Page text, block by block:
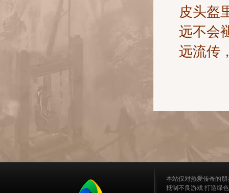
皮头盔
远不会
远流传
本站仅对热爱传奇的
抵制不良游戏 打造绿